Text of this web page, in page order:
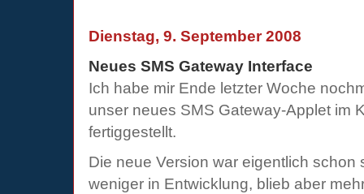
Dienstag, 9. September 2008
Neues SMS Gateway Interface
Ich habe mir Ende letzter Woche
unser neues SMS Gateway-Applet im
fertiggestellt.
Die neue Version war eigentlich schon
weniger in Entwicklung, blieb aber